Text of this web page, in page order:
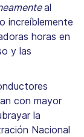
al
increíblemente
horas en
y las
con mayor
la
Nacional